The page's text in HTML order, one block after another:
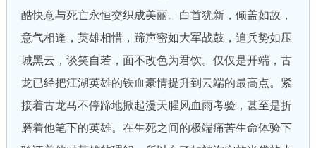
酷快意与死亡永恒交织成美丽。白首犹新，倾盖如故，
意气相逢，英雄相惜，蹄声密如大军战鼓，追兵势如压
城黑云，谈笑自若，面不改色为君饮。仅仅是开端，古
龙已经把江湖英雄的铁血豪情提升到云端的最高点。紧
接着古龙马不停蹄地掀起漫天腥风血雨考验，甚至是折
磨着他笔下的英雄。在生死之间的极端痛苦生命体验下